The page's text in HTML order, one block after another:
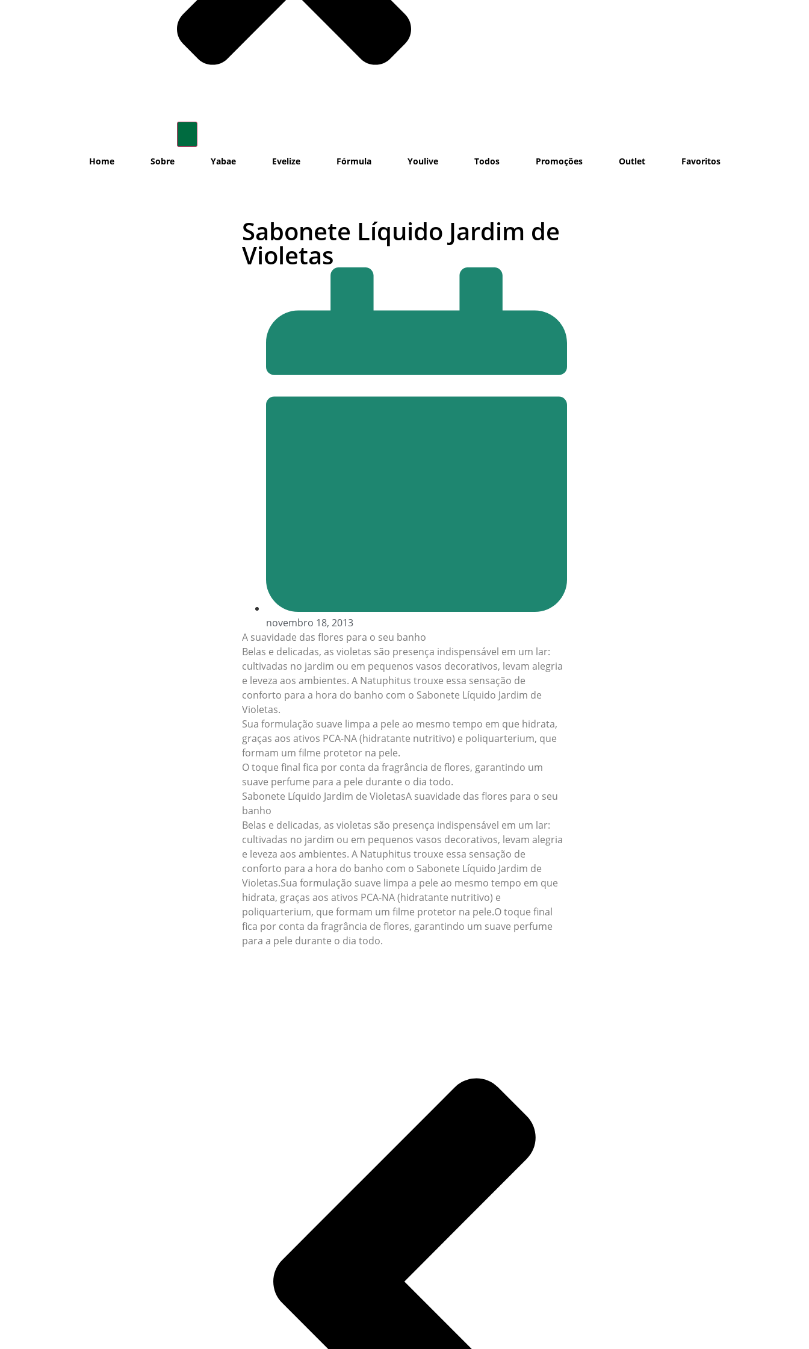
Home Sobre Yabae Evelize Fórmula Youlive Todos Promoções Outlet Favoritos
Sabonete Líquido Jardim de
Violetas
novembro 18, 2013
A suavidade das flores para o seu banho
Belas e delicadas, as violetas são presença indispensável em um lar:
cultivadas no jardim ou em pequenos vasos decorativos, levam alegria
e leveza aos ambientes. A Natuphitus trouxe essa sensação de
conforto para a hora do banho com o Sabonete Líquido Jardim de
Violetas.
Sua formulação suave limpa a pele ao mesmo tempo em que hidrata,
graças aos ativos PCA-NA (hidratante nutritivo) e poliquarterium, que
formam um filme protetor na pele.
O toque final fica por conta da fragrância de flores, garantindo um
suave perfume para a pele durante o dia todo.
Sabonete Líquido Jardim de VioletasA suavidade das flores para o seu
banho
Belas e delicadas, as violetas são presença indispensável em um lar:
cultivadas no jardim ou em pequenos vasos decorativos, levam alegria
e leveza aos ambientes. A Natuphitus trouxe essa sensação de
conforto para a hora do banho com o Sabonete Líquido Jardim de
Violetas.Sua formulação suave limpa a pele ao mesmo tempo em que
hidrata, graças aos ativos PCA-NA (hidratante nutritivo) e
poliquarterium, que formam um filme protetor na pele.O toque final
fica por conta da fragrância de flores, garantindo um suave perfume
para a pele durante o dia todo.